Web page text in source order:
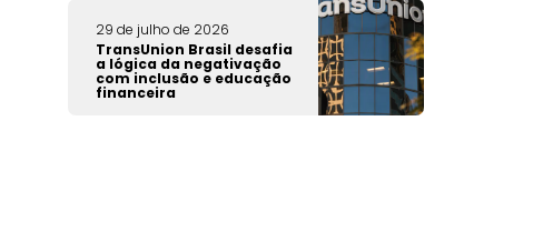
29 de julho de 2026
TransUnion Brasil desafia
a lógica da negativação
com inclusão e educação
financeira